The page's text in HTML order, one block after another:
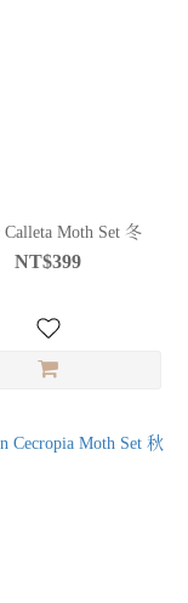
Calleta Moth Set 冬
NT$399